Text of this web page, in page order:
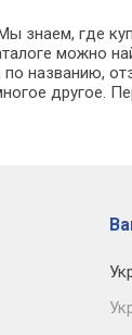
знаем, где
можно
названию,
другое.